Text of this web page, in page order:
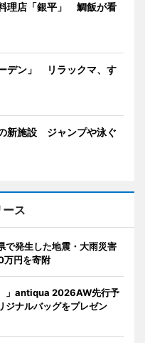
理店「銀平」 鯛飯が看
デン」 リラックマ、す
新施設 ジャンプや泳ぐ
ス
で発生した地震・大雨災害
万円を寄附
」antiqua 2026AW先行予
ジナルバッグをプレゼン